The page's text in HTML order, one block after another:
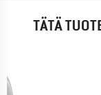
TÄTÄ